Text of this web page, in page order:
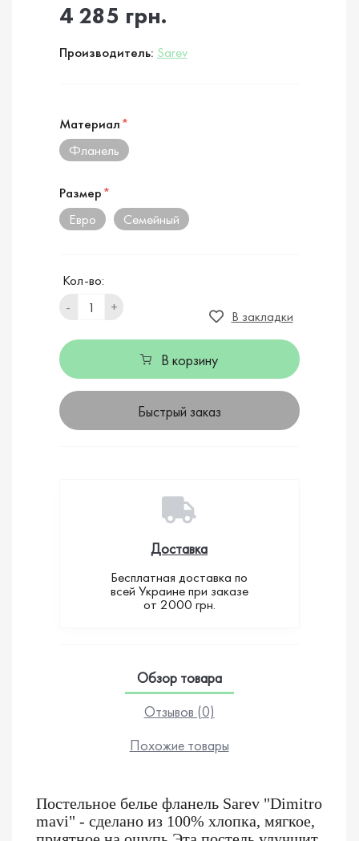
4 285 грн.
Производитель: Sarev
Материал*
Фланель
Размер*
Евро
Семейный
Кол-во:
-
+
В закладки
В корзину
Быстрый заказ
Доставка
Бесплатная доставка по
всей Украине при заказе
от 2000 грн.
Обзор товара
Отзывов (0)
Похожие товары
Постельное белье фланель Sarev "Dimitro
mavi" - сделано из 100% хлопка, мягкое,